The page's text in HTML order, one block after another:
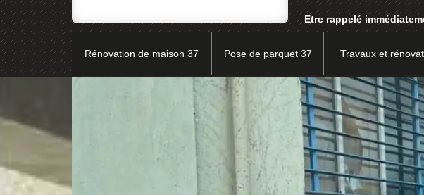
Etre rappelé
Rénovation de maison 37 Pose de parquet 37 Travaux et